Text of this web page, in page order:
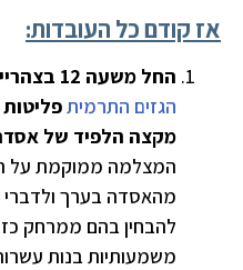
אז קודם כל העובדות:
החל משעה 12 בצהריים איתרנו באמצעות
הגזים התרמית
מקצה הלפיד של אסדת
מהאסדה בערך ולדברי
להבחין בהם ממרחק
משמעותיות בנות